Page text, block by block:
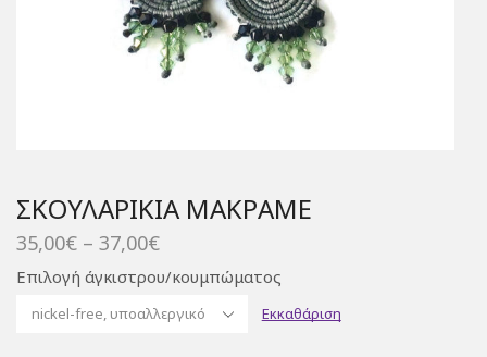
ΣΚΟΥΛΑΡΊΚΙΑ ΜΑΚΡΑΜΈ
35,00€ – 37,00€Price
35,00€
through
Επιλογή άγκιστρου/κουμπώματος
Εκκαθάριση